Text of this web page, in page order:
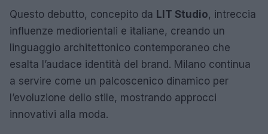
Questo debutto, concepito da LIT Studio, intreccia
influenze mediorientali e italiane, creando un
linguaggio architettonico contemporaneo che
esalta l’audace identità del brand. Milano continua
a servire come un palcoscenico dinamico per
l’evoluzione dello stile, mostrando approcci
innovativi alla moda.